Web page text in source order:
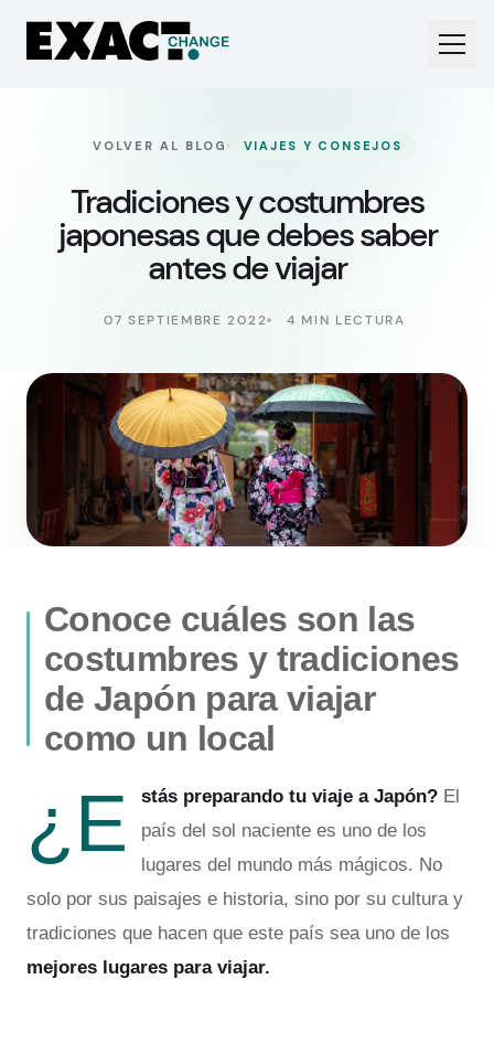
VOLVER AL BLOG · VIAJES Y CONSEJOS
Tradiciones y costumbres
japonesas que debes saber
antes de viajar
07 SEPTIEMBRE 2022 4 MIN LECTURA
Conoce cuáles son las
costumbres y tradiciones
de Japón para viajar
como un local
¿E stás preparando tu viaje a Japón? El
país del sol naciente es uno de los
lugares del mundo más mágicos. No
solo por sus paisajes e historia, sino por su cultura y
tradiciones que hacen que este país sea uno de los
mejores lugares para viajar.